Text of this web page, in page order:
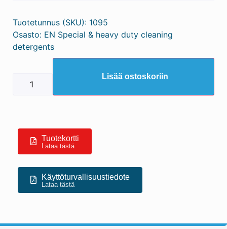
Tuotetunnus (SKU): 1095
Osasto: EN Special & heavy duty cleaning
detergents
Lisää ostoskoriin
Tuotekortti
Lataa tästä
Käyttöturvallisuustiedote
Lataa tästä